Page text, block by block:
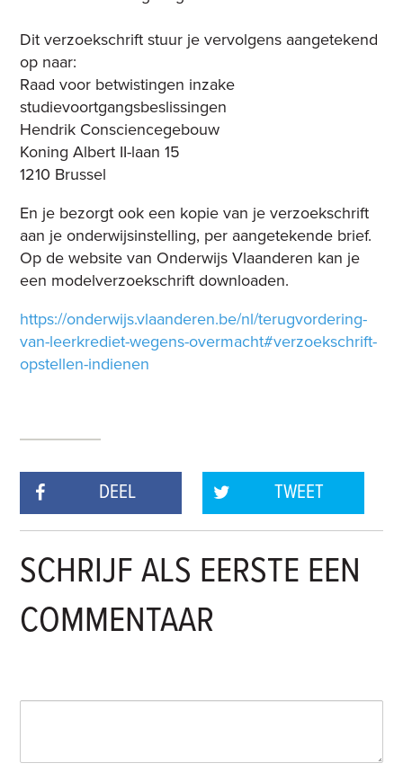
Dit verzoekschrift stuur je vervolgens aangetekend
op naar:
Raad voor betwistingen inzake
studievoortgangsbeslissingen
Hendrik Consciencegebouw
Koning Albert II-laan 15
1210 Brussel
En je bezorgt ook een kopie van je verzoekschrift
aan je onderwijsinstelling, per aangetekende brief.
Op de website van Onderwijs Vlaanderen kan je
een modelverzoekschrift downloaden.
https://onderwijs.vlaanderen.be/nl/terugvordering-
van-leerkrediet-wegens-overmacht#verzoekschrift-
opstellen-indienen
DEEL TWEET
SCHRIJF ALS EERSTE EEN
COMMENTAAR